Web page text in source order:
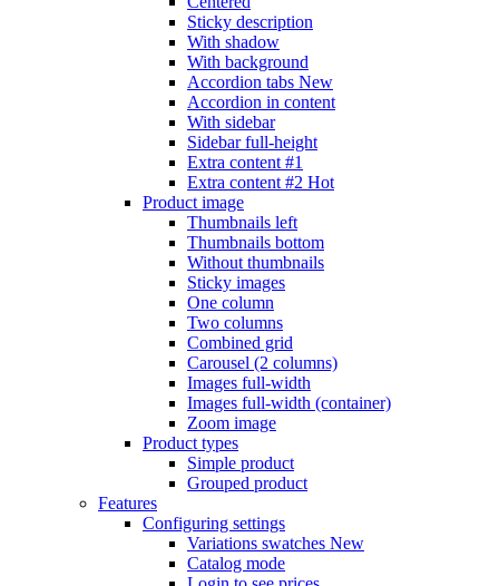
Sticky description
With shadow
With background
Accordion tabs New
Accordion in content
With sidebar
Sidebar full-height
Extra content #1
Extra content #2 Hot
Product image
Thumbnails left
Thumbnails bottom
Without thumbnails
Sticky images
One column
Two columns
Combined grid
Carousel (2 columns)
Images full-width
Images full-width (container)
Zoom image
Product types
Simple product
Grouped product
Features
Configuring settings
Variations swatches New
Catalog mode